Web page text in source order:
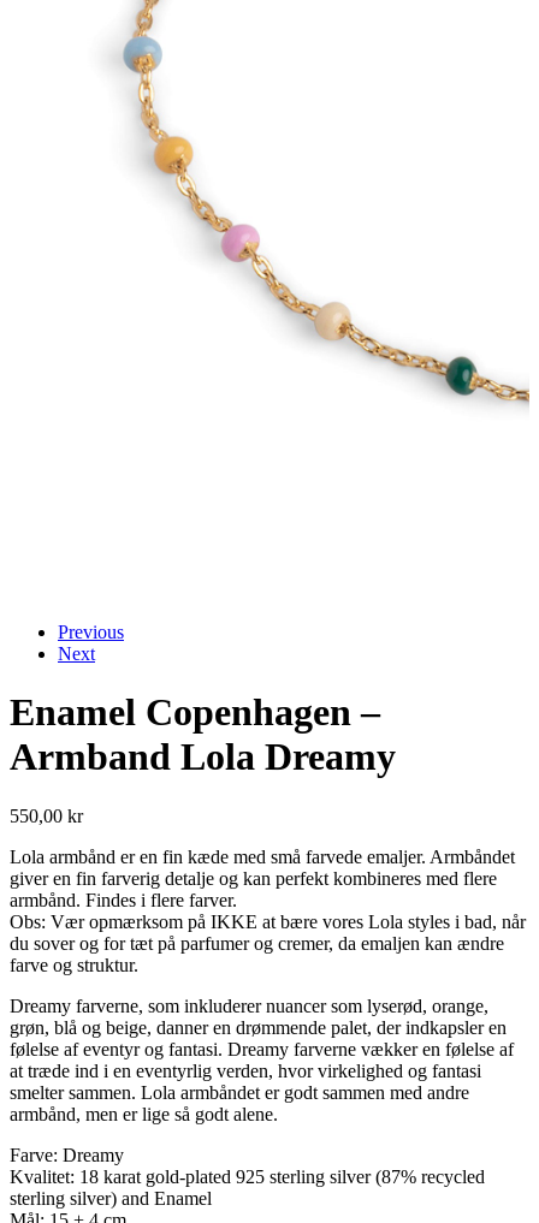
Previous
Next
Enamel Copenhagen –
Armband Lola Dreamy
550,00 kr
Lola armbånd er en fin kæde med små farvede emaljer. Armbåndet
giver en fin farverig detalje og kan perfekt kombineres med flere
armbånd. Findes i flere farver.
Obs: Vær opmærksom på IKKE at bære vores Lola styles i bad, når
du sover og for tæt på parfumer og cremer, da emaljen kan ændre
farve og struktur.
Dreamy farverne, som inkluderer nuancer som lyserød, orange,
grøn, blå og beige, danner en drømmende palet, der indkapsler en
følelse af eventyr og fantasi. Dreamy farverne vækker en følelse af
at træde ind i en eventyrlig verden, hvor virkelighed og fantasi
smelter sammen. Lola armbåndet er godt sammen med andre
armbånd, men er lige så godt alene.
Farve: Dreamy
Kvalitet: 18 karat gold-plated 925 sterling silver (87% recycled
sterling silver) and Enamel